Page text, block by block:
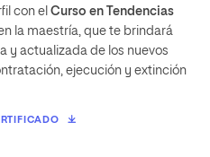
con el Curso en Tendencias
la maestría, que te brindará
y actualizada de los nuevos
ejecución y extinción